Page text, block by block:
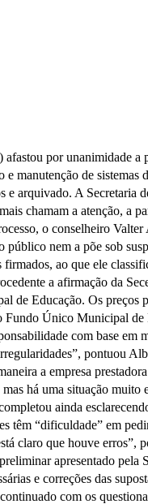
por unanimidade a
manutenção de sistemas
arquivado. A Secretaria
chamam a atenção, a
o conselheiro
nem a põe sob
ao que ele
a afirmação da
de Educação. Os preços
Fundo Único Municipal
com base em
pontuou
a empresa
há uma situação
ainda
têm “dificuldade” em
claro que houve erros”,
apresentado pela
e correções das
com os